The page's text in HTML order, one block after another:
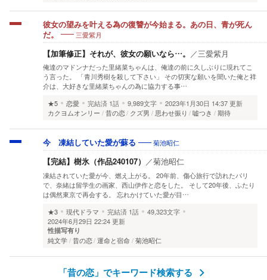
彼女の望みを叶える為の復讐が今始まる。あの日、青が死ん
だ。
三愛紫月
【加筆修正】それが、彼女の願いなら…。 ／三愛紫月
俺達のマドンナだった里緒菜ちゃんは、俺達の前に久しぶりに現れてこ
う言った。 「青川秀樹を殺して下さい」 その切実な願いを聞いた俺と祥
介は、大好きな里緒菜ちゃんの為に協力する事…
★5
恋愛 完結済 1話 9,989文字
2023年1月30日 14:37 更新
カクヨムオンリー
昔の恋 クズ男 思わせ振り 嘘つき 期待
今 凍結していた愛が蘇る 菊池昭仁
【完結】樹氷（作品240107） ／菊池昭仁
凍結されていた愛が今、燃え上がる。 20年前、傷心旅行で訪れたパリ
で、奈緒は留学生の画家、西山伊作と恋をした。 そして20年後、ふたり
は偶然東京で再会する。 忘れかけていた愛が目…
★3
現代ドラマ 完結済 1話
49,323文字
2024年6月29日 22:24 更新
性描写有り
純文学 昔の恋 運命と宿命 菊池昭仁
「昔の恋」でキーワード検索する